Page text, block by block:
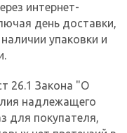
интернет-
день доставки,
упаковки и
26.1 Закона "О
надлежащего
для покупателя,